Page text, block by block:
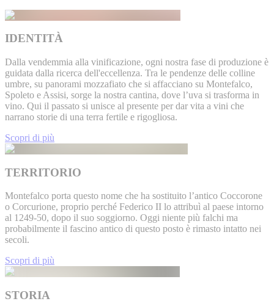
IDENTITÀ
Dalla vendemmia alla vinificazione, ogni nostra fase di produzione è
guidata dalla ricerca dell'eccellenza. Tra le pendenze delle colline
umbre, su panorami mozzafiato che si affacciano su Montefalco,
Spoleto e Assisi, sorge la nostra cantina, dove l’uva si trasforma in
vino. Qui il passato si unisce al presente per dar vita a vini che
narrano storie di una terra fertile e rigogliosa.
Scopri di più
TERRITORIO
Montefalco porta questo nome che ha sostituito l’antico Coccorone
o Corcurione, proprio perché Federico II lo attribuì al paese intorno
al 1249-50, dopo il suo soggiorno. Oggi niente più falchi ma
probabilmente il fascino antico di questo posto è rimasto intatto nei
secoli.
Scopri di più
STORIA